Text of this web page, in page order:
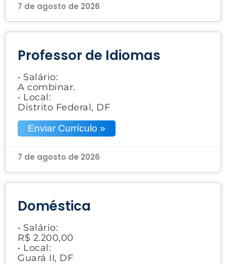
7 de agosto de 2026
Professor de Idiomas
• Salário:
A combinar.
• Local:
Distrito Federal, DF
Enviar Currículo »
7 de agosto de 2026
Doméstica
• Salário:
R$ 2.200,00
• Local:
Guará II, DF